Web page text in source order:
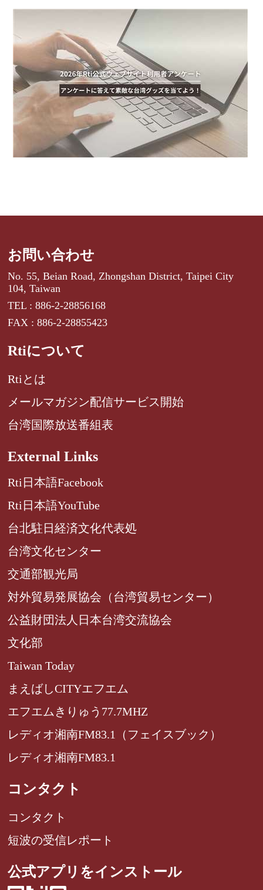
お問い合わせ
No. 55, Beian Road, Zhongshan District, Taipei City
104, Taiwan
TEL : 886-2-28856168
FAX : 886-2-28855423
Rtiについて
Rtiとは
メールマガジン配信サービス開始
台湾国際放送番組表
External Links
Rti日本語Facebook
Rti日本語YouTube
台北駐日経済文化代表処
台湾文化センター
交通部観光局
対外貿易発展協会（台湾貿易センター）
公益財団法人日本台湾交流協会
文化部
Taiwan Today
まえばしCITYエフエム
エフエムきりゅう77.7MHZ
レディオ湘南FM83.1（フェイスブック）
レディオ湘南FM83.1
コンタクト
コンタクト
短波の受信レポート
公式アプリをインストール